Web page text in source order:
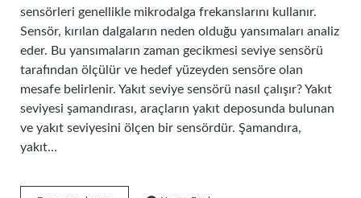
sensörleri genellikle mikrodalga frekanslarını kullanır.
Sensör, kırılan dalgaların neden olduğu yansımaları analiz
eder. Bu yansımaların zaman gecikmesi seviye sensörü
tarafından ölçülür ve hedef yüzeyden sensöre olan
mesafe belirlenir. Yakıt seviye sensörü nasıl çalışır? Yakıt
seviyesi şamandırası, araçların yakıt deposunda bulunan
ve yakıt seviyesini ölçen bir sensördür. Şamandıra,
yakıt…